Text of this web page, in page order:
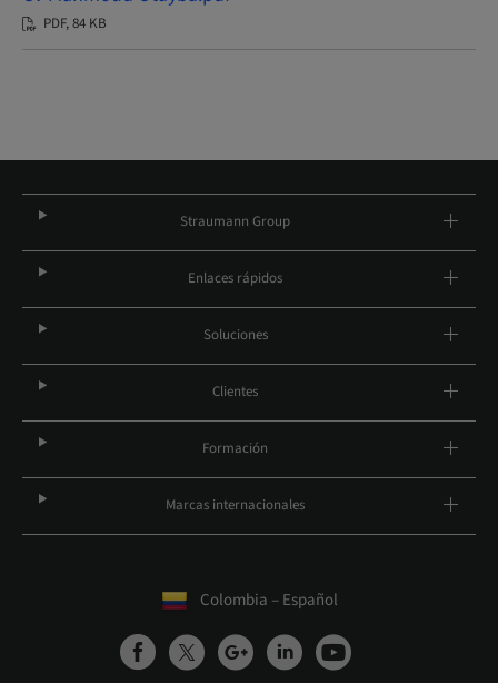
PDF, 84 KB
Straumann Group
Enlaces rápidos
Soluciones
Clientes
Formación
Marcas internacionales
Colombia – Español